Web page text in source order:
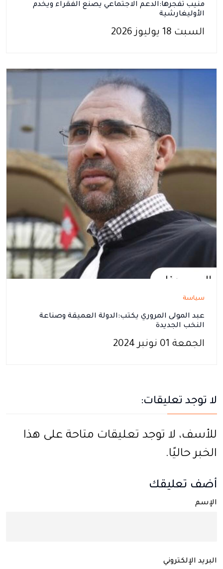
منيب تفجرها:الدعم الاجتماعي يصنع الفقراء ويخدم
الأوليغارشية
السبت 18 يوليوز 2026
سياسة
عبد المولى المروري يكتب:الدولة العميقة وصناعة
النخب الجديدة
الجمعة 01 نونبر 2024
لا توجد تعليقات:
للأسف، لا توجد تعليقات متاحة على هذا
الخبر حاليًا.
أضف تعليقك
الإسم
البريد الإلكتروني